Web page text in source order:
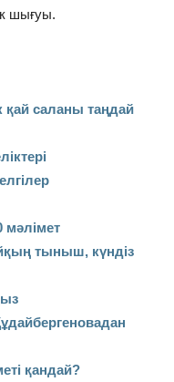
шығуы.
қай саланы таңдай
тыныш, күндіз
қандай?